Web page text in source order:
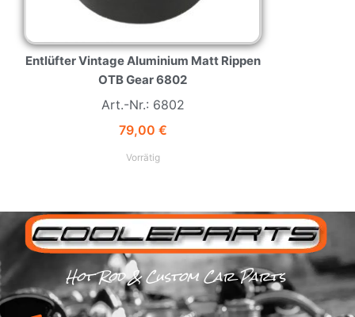
Entlüfter Vintage Aluminium Matt Rippen
OTB Gear 6802
Art.-Nr.: 6802
79,00 €
Vorrätig
Hot Rod & Custom Car Parts